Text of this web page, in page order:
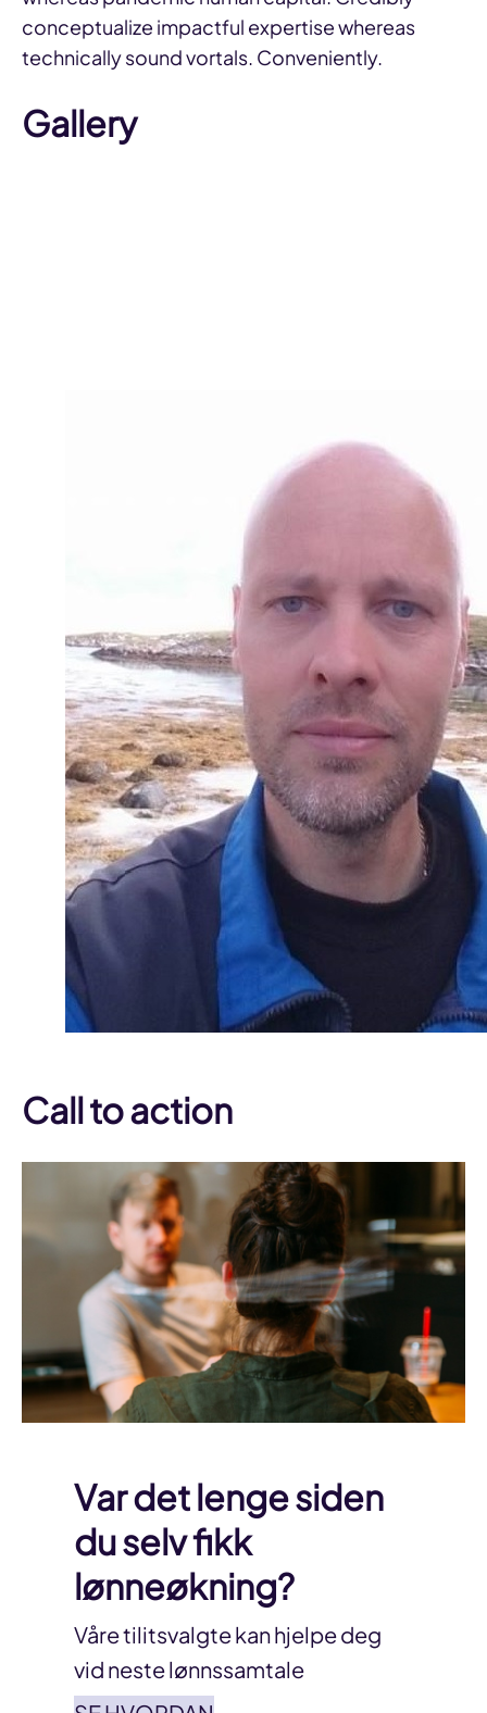
conceptualize impactful expertise whereas
technically sound vortals. Conveniently.
Gallery
Call to action
Var det lenge siden
du selv fikk
lønneøkning?
Våre tilitsvalgte kan hjelpe deg
vid neste lønnssamtale